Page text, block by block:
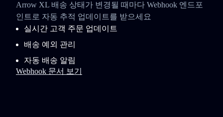
Arrow XL 배송 상태가 변경될 때마다 Webhook 엔드포
인트로 자동 추적 업데이트를 받으세요
실시간 고객 주문 업데이트
배송 예외 관리
자동 배송 알림
Webhook 문서 보기